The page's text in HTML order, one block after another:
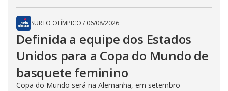
SURTO OLÍMPICO / 06/08/2026
Definida a equipe dos Estados
Unidos para a Copa do Mundo de
basquete feminino
Copa do Mundo será na Alemanha, em setembro